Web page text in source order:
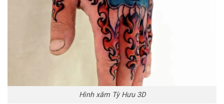
Hình xăm Tỳ Hưu 3D